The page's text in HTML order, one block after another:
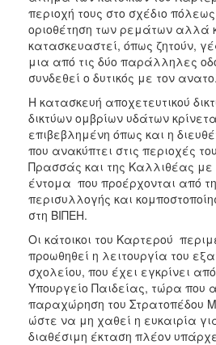
περιοχή τους στο σχέδιο
οριοθέτηση των ρεμάτων αλλά
κατασκευαστεί, όπως ζητούν,
μια από τις δύο παράλληλες
συνδεθεί ο δυτικός με τον
Η κατασκευή αποχετευτικού
δικτύων ομβρίων υδάτων
επιβεβλημένη όπως και η
που ανακύπτει στις περιοχές
Πρασσάς και της Καλλιθέας με
έντομα που προέρχονται από
περισυλλογής και
στη ΒΙΠΕΗ.
Οι κάτοικοι του Καρτερού
προωθηθεί η λειτουργία του
σχολείου, που έχει εγκρίνει
Υπουργείο Παιδείας, τώρα που
παραχώρηση του Στρατοπέδου
ώστε να μη χαθεί η ευκαιρία
διαθέσιμη έκταση πλέον